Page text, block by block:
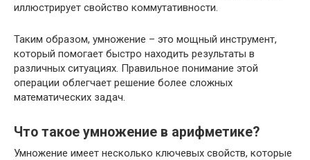
иллюстрирует свойство коммутативности.
Таким образом, умножение – это мощный инструмент,
который помогает быстро находить результаты в
различных ситуациях. Правильное понимание этой
операции облегчает решение более сложных
математических задач.
Что такое умножение в арифметике?
Умножение имеет несколько ключевых свойств, которые